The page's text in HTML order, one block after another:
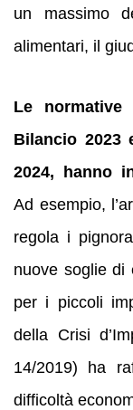
un massimo
alimentari, il
Le
Bilancio 2023
2024, hanno
Ad esempio,
regola i
nuove soglie di
per i piccoli
della Crisi
14/2019) ha
difficoltà